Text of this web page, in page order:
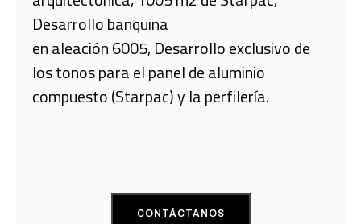
Desarrollo banquina
en aleación 6005, Desarrollo exclusivo de
los tonos para el panel de aluminio
compuesto (Starpac) y la perfilería.
CONTÁCTANOS